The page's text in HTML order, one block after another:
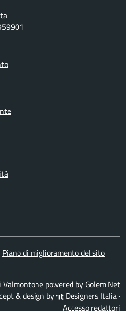
Piano di miglioramento del sito
powered by Golem Net
& design by Designers Italia ·
Accesso redattori